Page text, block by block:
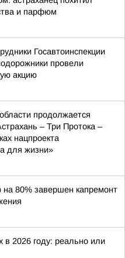
и парфюм
Госавтоинспекции
провели
акцию
продолжается
– Три Протока –
нацпроекта
для жизни»
80% завершен капремонт
2026 году: реально или